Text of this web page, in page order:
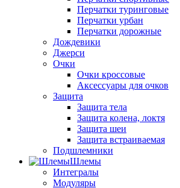
Перчатки туринговые
Перчатки урбан
Перчатки дорожные
Дождевики
Джерси
Очки
Очки кроссовые
Аксессуары для очков
Защита
Защита тела
Защита колена, локтя
Защита шеи
Защита встраиваемая
Подшлемники
Шлемы
Интегралы
Модуляры